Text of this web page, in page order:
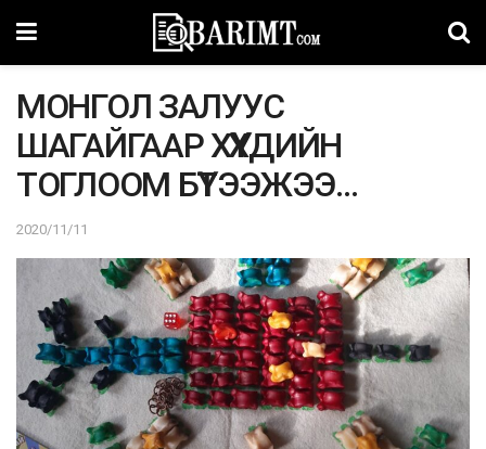
МОНГОЛ ЗАЛУУС
ШАГАЙГААР ХҮҮХДИЙН
ТОГЛООМ БҮТЭЭЖЭЭ…
2020/11/11